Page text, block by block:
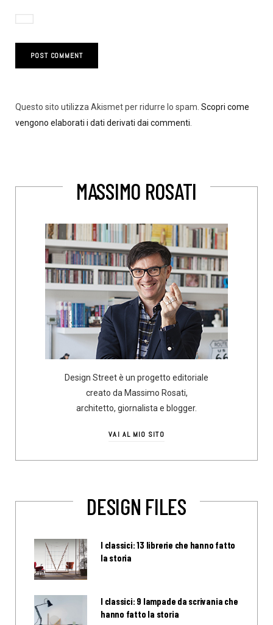
Questo sito utilizza Akismet per ridurre lo spam. Scopri come
vengono elaborati i dati derivati dai commenti
MASSIMO ROSATI
Design Street è un progetto editoriale
creato da Massimo Rosati,
architetto, giornalista e blogger.
VAI AL MIO SITO
DESIGN FILES
I classici: 13 librerie che hanno fatto
la storia
I classici: 9 lampade da scrivania che
hanno fatto la storia